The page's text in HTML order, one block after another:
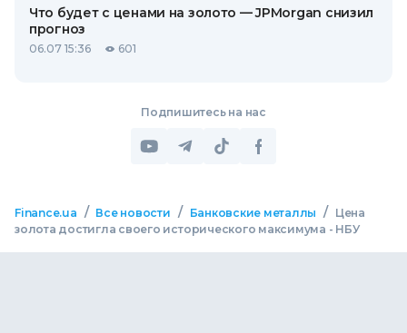
Что будет с ценами на золото — JPMorgan снизил
прогноз
06.07 15:36 601
Подпишитесь на нас
Finance.ua / Все новости / Банковские металлы /
Цена
золота достигла своего исторического максимума - НБУ